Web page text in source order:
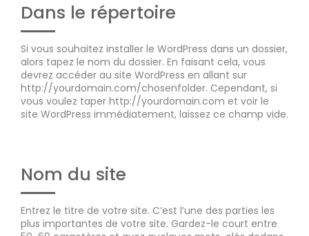
Dans le répertoire
Si vous souhaitez installer le WordPress dans un dossier,
alors tapez le nom du dossier. En faisant cela, vous
devrez accéder au site WordPress en allant sur
http://yourdomain.com/chosenfolder. Cependant, si
vous voulez taper http://yourdomain.com et voir le
site WordPress immédiatement, laissez ce champ vide.
Nom du site
Entrez le titre de votre site. C’est l’une des parties les
plus importantes de votre site. Gardez-le court entre